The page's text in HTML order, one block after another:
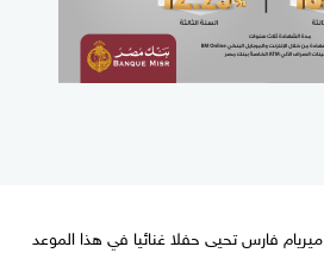
ميريام فارس تحيى حفلا غنائيا في هذا الموعد